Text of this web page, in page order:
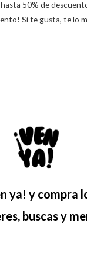
50% de
Si te gusta, te lo
ya! y compra
buscas y